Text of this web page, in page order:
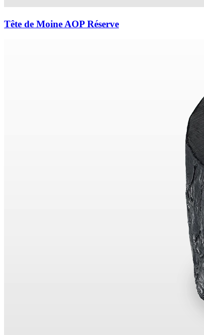
Tête de Moine AOP Réserve